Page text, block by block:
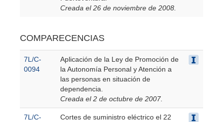
Creada el 26 de noviembre de 2008.
COMPARECENCIAS
7L/C-
0094
Aplicación de la Ley de Promoción de
la Autonomía Personal y Atención a
las personas en situación de
dependencia.
Creada el 2 de octubre de 2007.
7L/C-
Cortes de suministro eléctrico el 22